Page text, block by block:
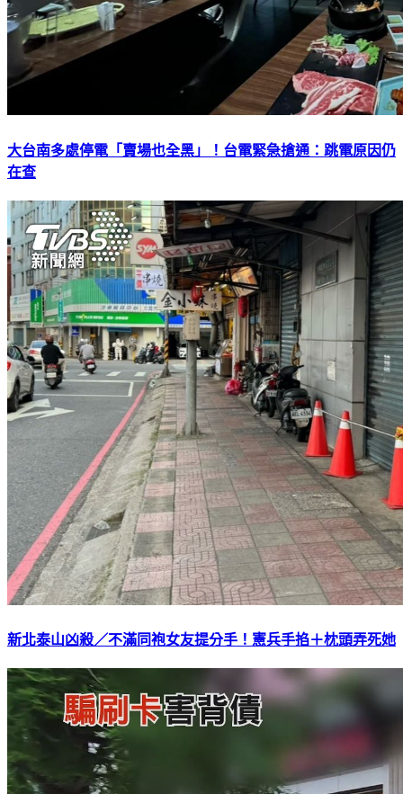
大台南多處停電「賣場也全黑」！台電緊急搶通：跳電原因仍
在查
新北泰山凶殺／不滿同袍女友提分手！憲兵手掐＋枕頭弄死她